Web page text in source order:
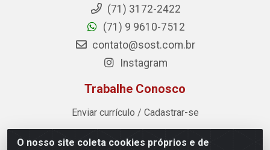
O nosso site coleta cookies próprios e de
(71) 3172-2422
(71) 9 9610-7512
contato@sost.com.br
Instagram
Trabalhe Conosco
Enviar currículo / Cadastrar-se